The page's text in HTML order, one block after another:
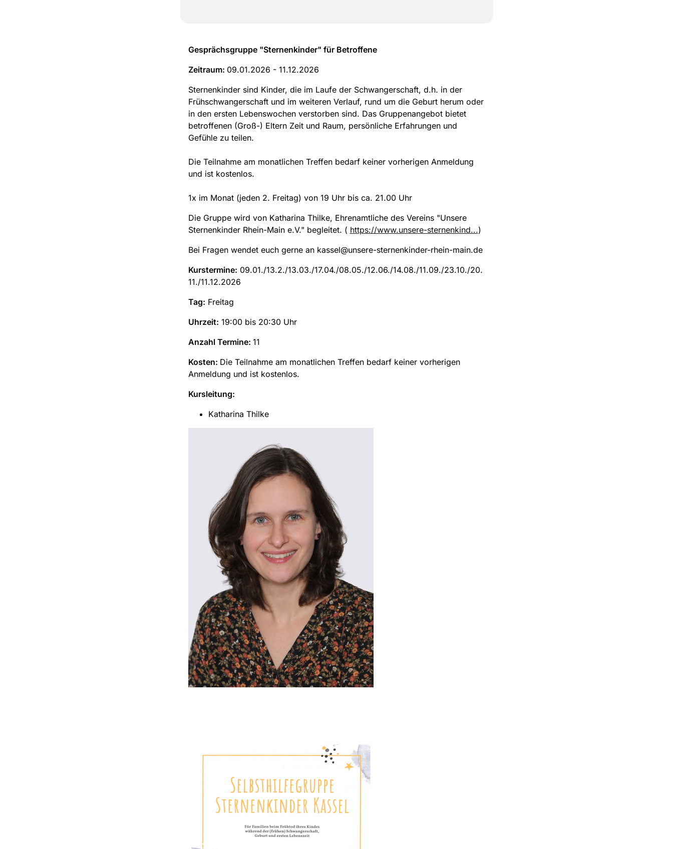
Gesprächsgruppe "Sternenkinder" für Betroffene
Zeitraum: 09.01.2026 - 11.12.2026
Sternenkinder sind Kinder, die im Laufe der Schwangerschaft, d.h. in der
Frühschwangerschaft und im weiteren Verlauf, rund um die Geburt herum oder
in den ersten Lebenswochen verstorben sind. Das Gruppenangebot bietet
betroffenen (Groß-) Eltern Zeit und Raum, persönliche Erfahrungen und
Gefühle zu teilen.
Die Teilnahme am monatlichen Treffen bedarf keiner vorherigen Anmeldung
und ist kostenlos.
1x im Monat (jeden 2. Freitag) von 19 Uhr bis ca. 21.00 Uhr
Die Gruppe wird von Katharina Thilke, Ehrenamtliche des Vereins "Unsere
Sternenkinder Rhein-Main e.V." begleitet. ( https://www.unsere-sternenkind...)
Bei Fragen wendet euch gerne an kassel@unsere-sternenkinder-rhein-main.de
Kurstermine: 09.01./13.2./13.03./17.04./08.05./12.06./14.08./11.09./23.10./20.
11./11.12.2026
Tag: Freitag
Uhrzeit: 19:00 bis 20:30 Uhr
Anzahl Termine: 11
Kosten: Die Teilnahme am monatlichen Treffen bedarf keiner vorherigen
Anmeldung und ist kostenlos.
Kursleitung:
Katharina Thilke